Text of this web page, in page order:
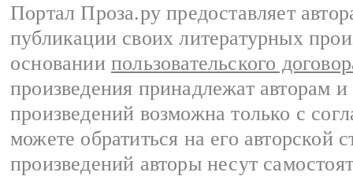
Портал Проза.ру предоставляет
публикации своих литературных
основании пользовательского
произведения принадлежат авторам
произведений возможна только с
можете обратиться на его авторской
произведений авторы несут